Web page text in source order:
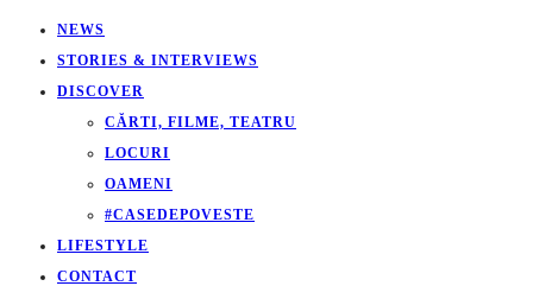
NEWS
STORIES & INTERVIEWS
DISCOVER
CĂRTI, FILME, TEATRU
LOCURI
OAMENI
#CASEDEPOVESTE
LIFESTYLE
CONTACT